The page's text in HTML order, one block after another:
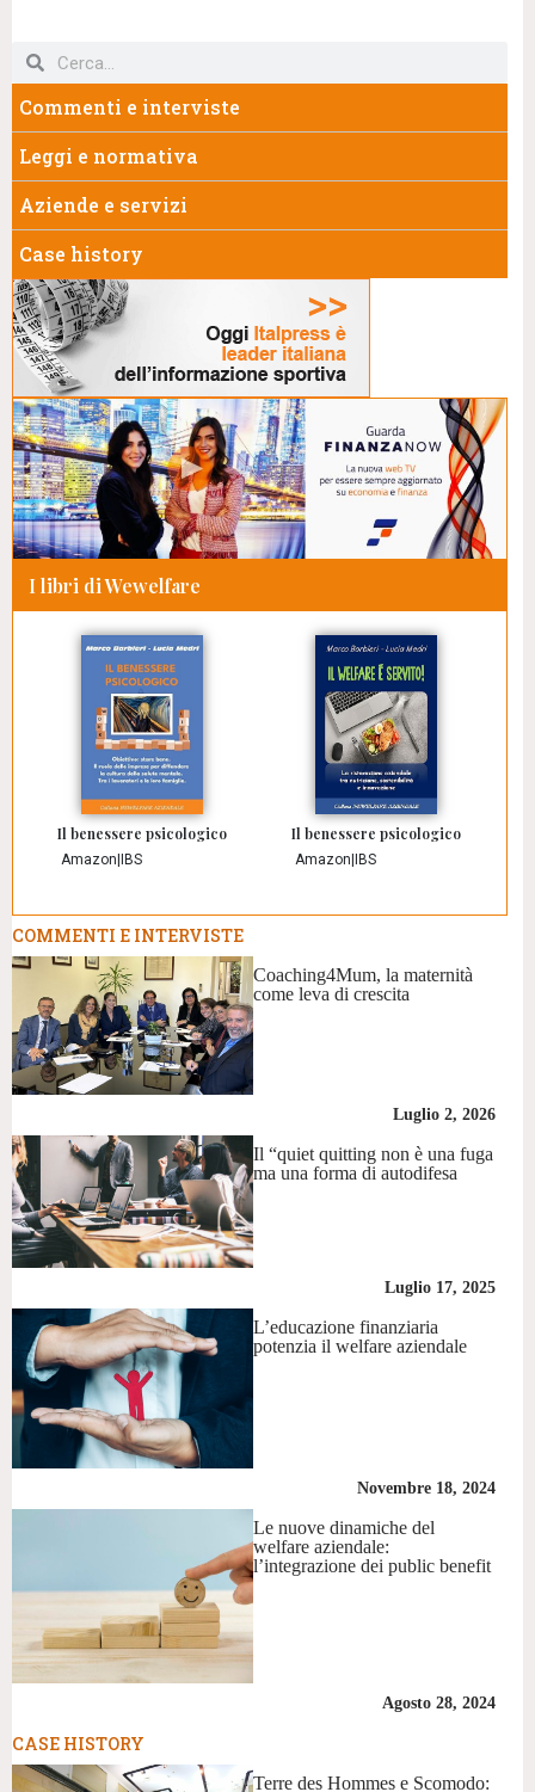
Commenti e interviste
Leggi e normativa
Aziende e servizi
Case history
I libri di Wewelfare
Il benessere psicologico
Amazon IBS
Il benessere psicologico
Amazon IBS
COMMENTI E INTERVISTE
Coaching4Mum, la maternità
come leva di crescita
Luglio 2, 2026
Il “quiet quitting non è una fuga
ma una forma di autodifesa
Luglio 17, 2025
L’educazione finanziaria
potenzia il welfare aziendale
Novembre 18, 2024
Le nuove dinamiche del
welfare aziendale:
l’integrazione dei public benefit
Agosto 28, 2024
CASE HISTORY
Terre des Hommes e Scomodo: